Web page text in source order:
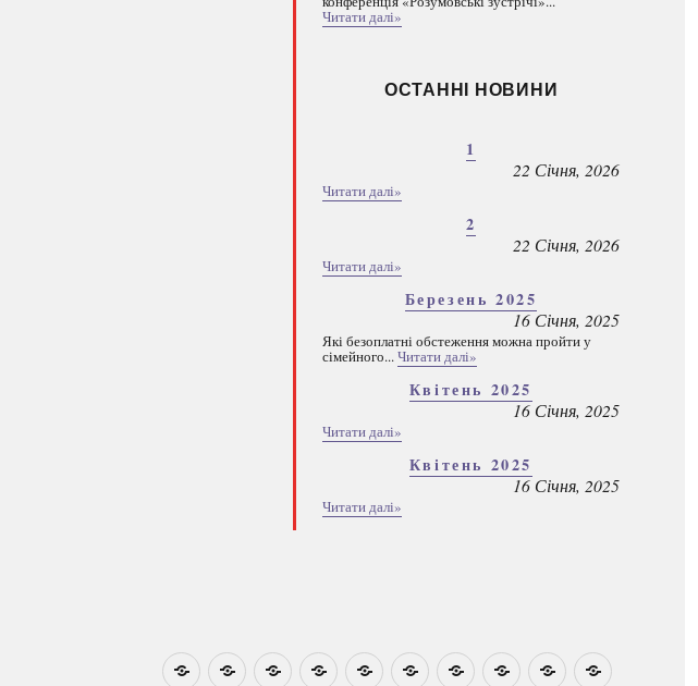
Читати далі»
ОСТАННІ НОВИНИ
1
22 Січня, 2026
Читати далі»
2
22 Січня, 2026
Читати далі»
Березень 2025
16 Січня, 2025
Які безоплатні обстеження можна пройти у
сімейного...Читати далі»
Квітень 2025
16 Січня, 2025
Читати далі»
Квітень 2025
16 Січня, 2025
Читати далі»
НовиниНавчально-
Ми
Звіти Про
План Розумовські
Реєстрація
КаталогЯкі